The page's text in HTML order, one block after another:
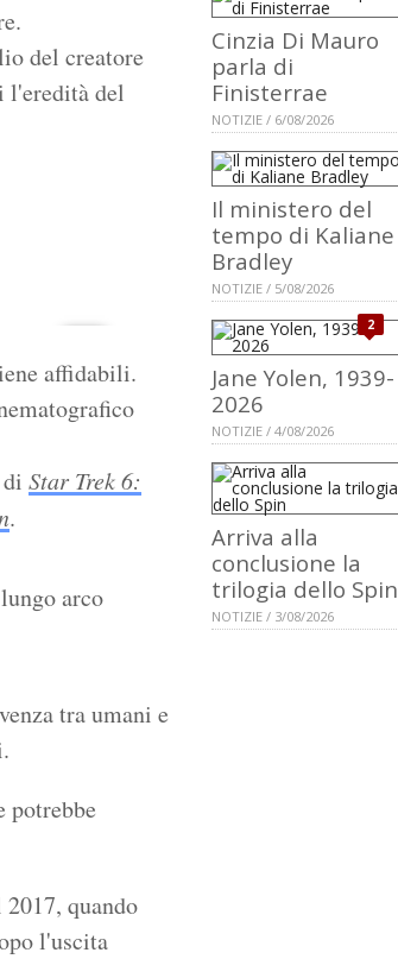
del creatore
l'eredità del
affidabili.
Star Trek 6:
.
arco
tra umani e
potrebbe
quando
l'uscita
Cinzia Di Mauro
parla di
Finisterrae
NOTIZIE / 6/08/2026
Il ministero del
tempo di Kaliane
Bradley
NOTIZIE / 5/08/2026
2
Jane Yolen, 1939-
2026
NOTIZIE / 4/08/2026
Arriva alla
conclusione la
trilogia dello Spin
NOTIZIE / 3/08/2026